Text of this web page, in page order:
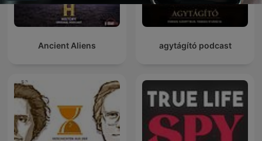
Ancient Aliens agytágító podcast